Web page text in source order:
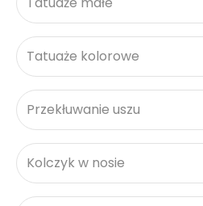
Tatuaże kolorowe
Przekłuwanie uszu
Kolczyk w nosie